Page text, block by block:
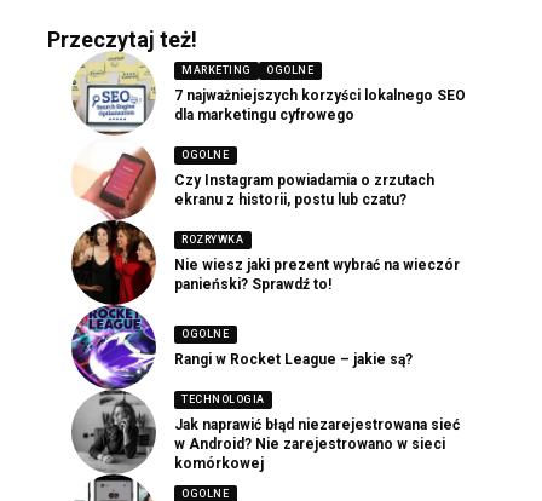
Przeczytaj też!
MARKETING OGOLNE
7 najważniejszych korzyści lokalnego SEO
dla marketingu cyfrowego
OGOLNE
Czy Instagram powiadamia o zrzutach
ekranu z historii, postu lub czatu?
ROZRYWKA
Nie wiesz jaki prezent wybrać na wieczór
panieński? Sprawdź to!
OGOLNE
Rangi w Rocket League – jakie są?
TECHNOLOGIA
Jak naprawić błąd niezarejestrowana sieć
w Android? Nie zarejestrowano w sieci
komórkowej
OGOLNE